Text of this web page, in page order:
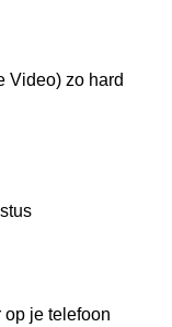
Video) zo hard
op je telefoon